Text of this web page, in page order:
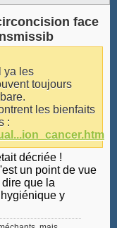
face
ya les
toujours
les bienfaits
:
décriée !
un point de vue
que la
y